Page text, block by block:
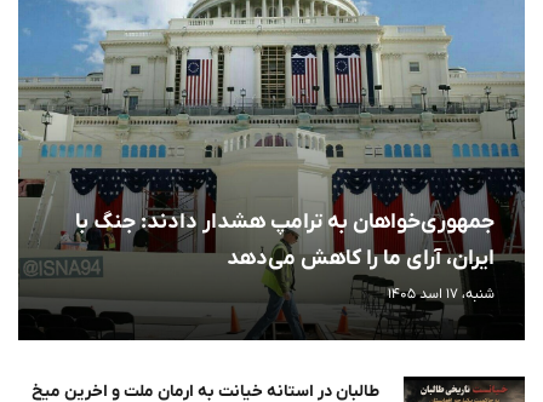
جمهوری‌خواهان به ترامپ هشدار دادند: جنگ با
ایران، آرای ما را کاهش می‌دهد
شنبه، 17 اسد 1405
طالبان در استانه خیانت به ارمان ملت و اخرین میخ